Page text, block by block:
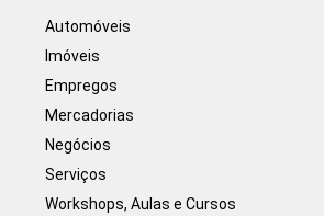
Automóveis
Imóveis
Empregos
Mercadorias
Negócios
Serviços
Workshops, Aulas e Cursos